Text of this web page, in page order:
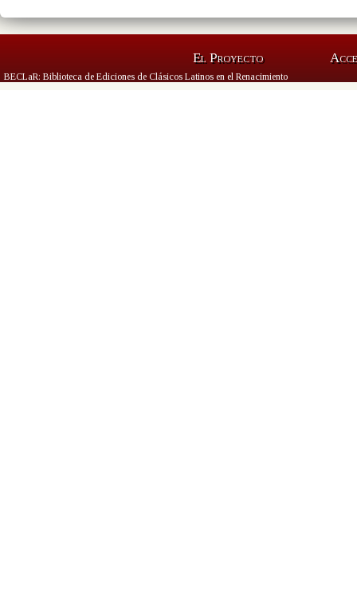
El Proyecto
BECLaR: Biblioteca de Ediciones de Clásicos Latinos en el Renacimiento